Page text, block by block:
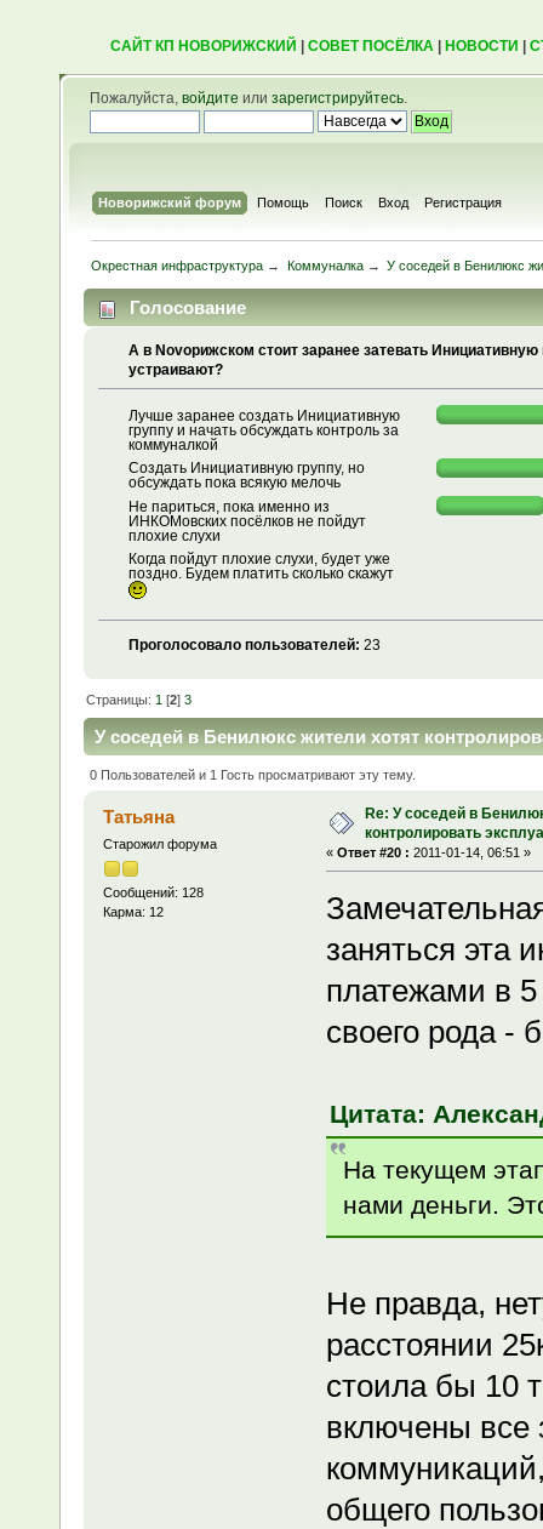
САЙТ КП НОВОРИЖСКИЙ СОВЕТ ПОСЁЛКА| НОВОСТИ
Пожалуйста, войдите или зарегистрируйтесь.
Новорижский форум Помощь Поиск Вход Регистрация
Окрестная инфраструктура → Коммуналка→ У соседей в Бенилюкс
Голосование
А в Novoрижском стоит заранее затевать
устраивают?
Лучше заранее создать Инициативную
группу и начать обсуждать контроль за
коммуналкой
Создать Инициативную группу, но
обсуждать пока всякую мелочь
Не париться, пока именно из
ИНКОМовских посёлков не пойдут
плохие слухи
Когда пойдут плохие слухи, будет уже
поздно. Будем платить сколько скажут
Проголосовало пользователей: 23
Страницы: 1 [2]3
У соседей в Бенилюкс жители хотят
0 Пользователей и 1 Гость просматривают эту тему.
Татьяна
Старожил форума
Сообщений: 128
Карма: 12
Re: У соседей в
контролировать
« Ответ #20 : 2011-01-14, 06:51 »
заняться эта
платежами в
своего рода
Цитата:
На текущем
нами деньги.
Не правда,
расстоянии
стоила бы 10
включены все
общего